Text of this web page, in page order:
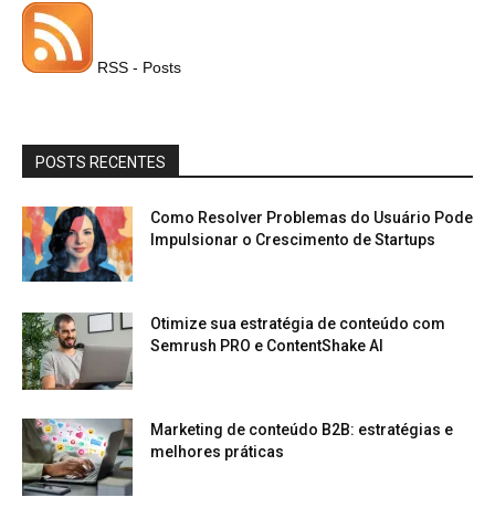
RSS - Posts
POSTS RECENTES
Como Resolver Problemas do Usuário Pode
Impulsionar o Crescimento de Startups
Otimize sua estratégia de conteúdo com
Semrush PRO e ContentShake AI
Marketing de conteúdo B2B: estratégias e
melhores práticas